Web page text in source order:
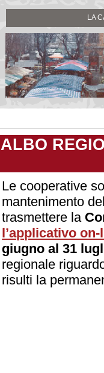
LA
ALBO
Le cooperative
mantenimento
trasmettere la
l’applicativo on-
giugno al 31
regionale
risulti la